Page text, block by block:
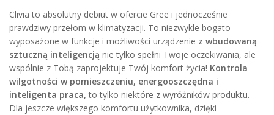
zł
Clivia to absolutny debiut w ofercie Gree i jednocześnie
prawdziwy przełom w klimatyzacji. To niezwykle bogato
wyposażone w funkcje i możliwości urządzenie z wbudowaną
sztuczną inteligencją nie tylko spełni Twoje oczekiwania, ale
wspólnie z Tobą zaprojektuje Twój komfort życia! Kontrola
wilgotności w pomieszczeniu, energooszczędna i
inteligenta praca, to tylko niektóre z wyróżników produktu.
Dla jeszcze większego komfortu użytkownika, dzięki